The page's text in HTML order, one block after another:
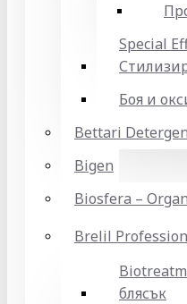
Special
Боя и
Bettari
Bigen
Biosfera –
Brelil
блясък